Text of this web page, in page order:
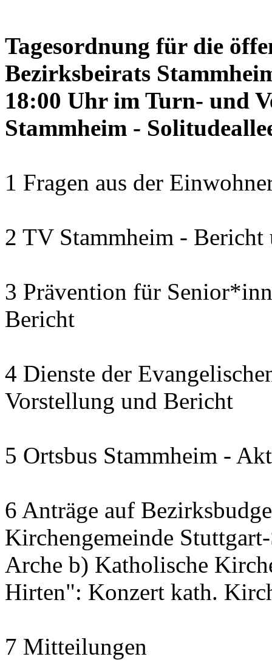
Tagesordnung für die
Bezirksbeirats
18:00 Uhr im Turn- und
Stammheim -
1 Fragen aus der
2 TV Stammheim - Bericht
3 Prävention für
Bericht
4 Dienste der
Vorstellung und Bericht
5 Ortsbus Stammheim -
6 Anträge auf
Kirchengemeinde
Arche b) Katholische
Hirten": Konzert kath.
7 Mitteilungen